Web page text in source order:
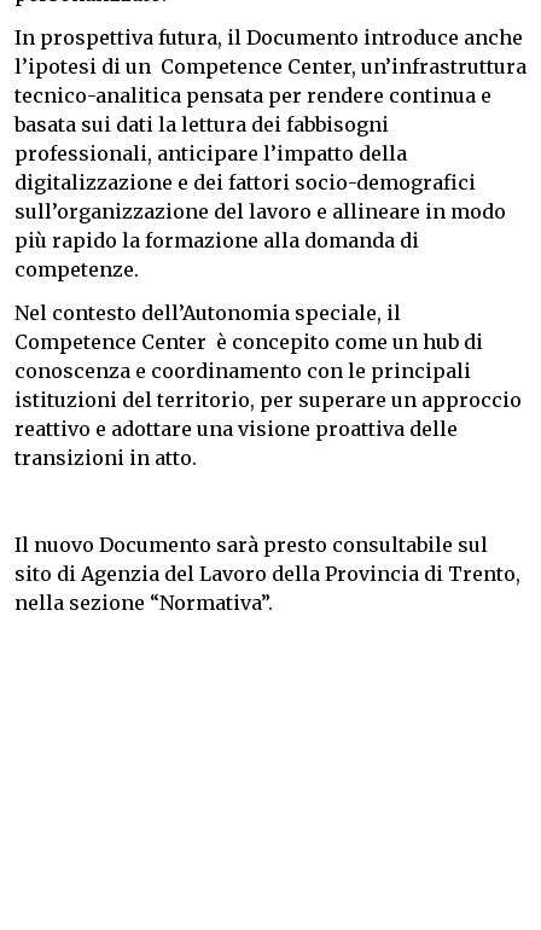
In prospettiva futura, il Documento introduce anche
l’ipotesi di un Competence Center, un’infrastruttura
tecnico-analitica pensata per rendere continua e
basata sui dati la lettura dei fabbisogni
professionali, anticipare l’impatto della
digitalizzazione e dei fattori socio-demografici
sull’organizzazione del lavoro e allineare in modo
più rapido la formazione alla domanda di
competenze.
Nel contesto dell’Autonomia speciale, il
Competence Center è concepito come un hub di
conoscenza e coordinamento con le principali
istituzioni del territorio, per superare un approccio
reattivo e adottare una visione proattiva delle
transizioni in atto.
Il nuovo Documento sarà presto consultabile sul
sito di Agenzia del Lavoro della Provincia di Trento,
nella sezione “Normativa”.